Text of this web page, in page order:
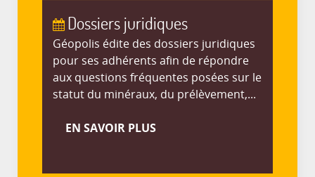
Dossiers juridiques
Géopolis édite des dossiers juridiques
pour ses adhérents afin de répondre
aux questions fréquentes posées sur le
statut du minéraux, du prélèvement,...
EN SAVOIR PLUS